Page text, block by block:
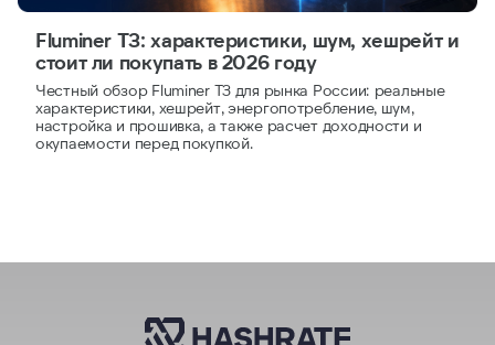
Fluminer T3: характеристики, шум, хешрейт и
стоит ли покупать в 2026 году
Честный обзор Fluminer T3 для рынка России: реальные
характеристики, хешрейт, энергопотребление, шум,
настройка и прошивка, а также расчет доходности и
окупаемости перед покупкой.